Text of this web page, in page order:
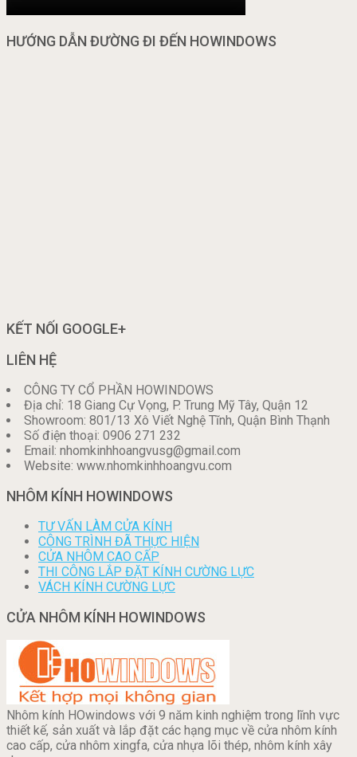
HƯỚNG DẪN ĐƯỜNG ĐI ĐẾN HOWINDOWS
KẾT NỐI GOOGLE+
LIÊN HỆ
CÔNG TY CỔ PHẦN HOWINDOWS
Địa chỉ: 18 Giang Cự Vọng, P. Trung Mỹ Tây, Quận 12
Showroom: 801/13 Xô Viết Nghệ Tĩnh, Quận Bình Thạnh
Số điện thoại: 0906 271 232
Email: nhomkinhhoangvusg@gmail.com
Website: www.nhomkinhhoangvu.com
NHÔM KÍNH HOWINDOWS
TƯ VẤN LÀM CỬA KÍNH
CÔNG TRÌNH ĐÃ THỰC HIỆN
CỬA NHÔM CAO CẤP
THI CÔNG LẮP ĐẶT KÍNH CƯỜNG LỰC
VÁCH KÍNH CƯỜNG LỰC
CỬA NHÔM KÍNH HOWINDOWS
Nhôm kính HOwindows với 9 năm kinh nghiệm trong lĩnh vực
thiết kế, sản xuất và lắp đặt các hạng mục về cửa nhôm kính
cao cấp, cửa nhôm xingfa, cửa nhựa lõi thép, nhôm kính xây